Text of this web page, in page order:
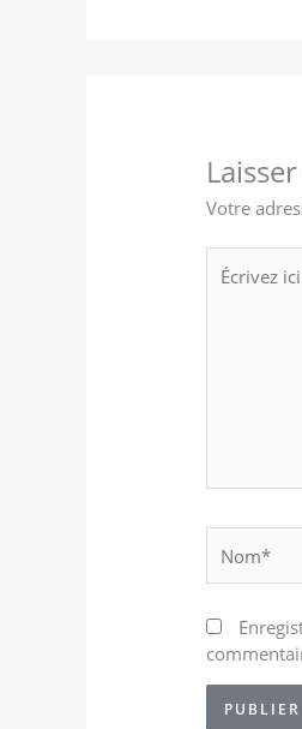
Votre
ici…